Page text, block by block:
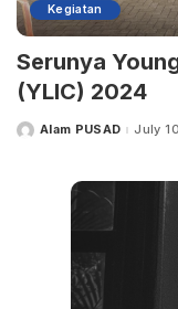
Kegiatan
Serunya
(YLIC) 2024
PostedAlam PUSAD July